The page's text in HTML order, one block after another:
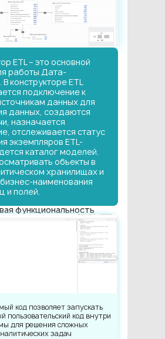
ETL – это основной
работы Дата-
конструкторе ETL
подключение к
данных для
данных, создаются
назначается
отслеживается статус
экземпляров ETL-
каталог моделей.
объекты в
хранилищах и
наименования
и полей.
функциональность
код позволяет запускать
пользовательский код внутри
для решения сложных
задач